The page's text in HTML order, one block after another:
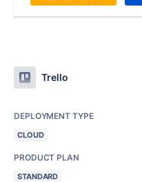
Trello
DEPLOYMENT TYPE
CLOUD
PRODUCT PLAN
STANDARD